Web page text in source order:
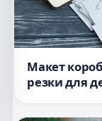
Макет
резки для